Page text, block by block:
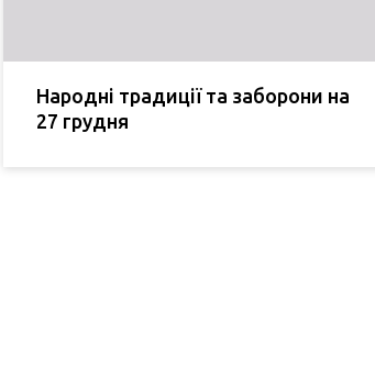
Народні традиції та заборони на
27 грудня